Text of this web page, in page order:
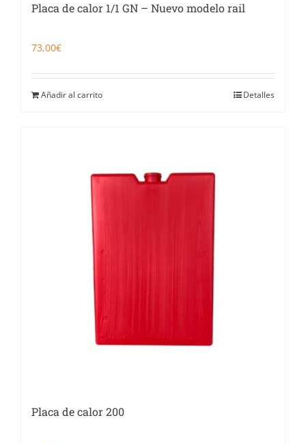
Placa de calor 1/1 GN – Nuevo modelo rail
73,00€
Añadir al carrito Detalles
Placa de calor 200